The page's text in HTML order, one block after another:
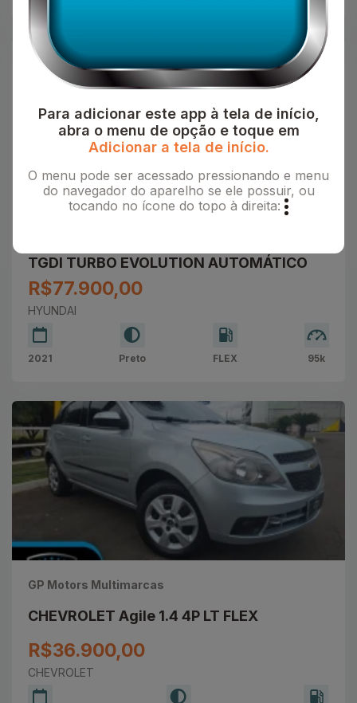
TGDI TURBO EVOLUTION AUTOMÁTICO
R$77.900,00
HYUNDAI
2021 Preto FLEX 95k
GP Motors Multimarcas
CHEVROLET Agile 1.4 4P LT FLEX
R$36.900,00
CHEVROLET
Para adicionar este app à tela de início,
abra o menu de opção e toque em
Adicionar a tela de início.
O menu pode ser acessado pressionando e menu
do navegador do aparelho se ele possuir, ou
tocando no ícone do topo à direita: